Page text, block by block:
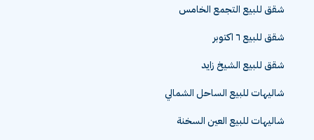
شقق للبيع التجمع الخامس
شقق للبيع ٦ اكتوبر
شقق للبيع الشيخ زايد
شاليهات للبيع الساحل الشمالي
شاليهات للبيع العين السخنة